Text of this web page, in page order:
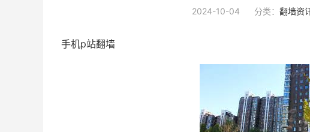
2024-10-04 分类： 翻墙资
手机p站翻墙